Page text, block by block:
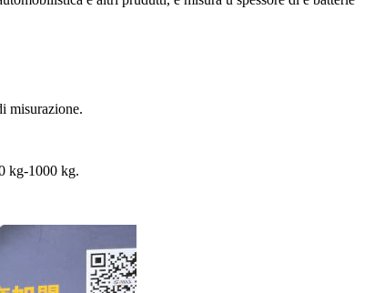
misurazione.
kg-1000 kg.